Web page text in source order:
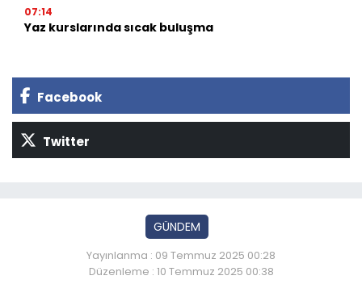
07:14
Yaz kurslarında sıcak buluşma
Facebook
Twitter
GÜNDEM
Yayınlanma : 09 Temmuz 2025 00:28
Düzenleme : 10 Temmuz 2025 00:38